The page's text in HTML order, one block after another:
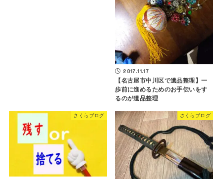
2017.11.17
【名古屋市中川区で遺品整理】一
歩前に進めるためのお手伝いをす
るのが遺品整理
さくらブログ さくらブログ